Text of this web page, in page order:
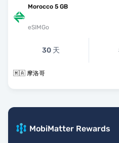
Morocco 5 GB
eSIMGo
30 天
🇲🇦 摩洛哥
MobiMatter Rewards